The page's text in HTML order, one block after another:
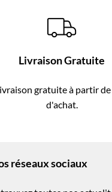
Livraison Gratuite
gratuite à partir
d'achat.
réseaux sociaux